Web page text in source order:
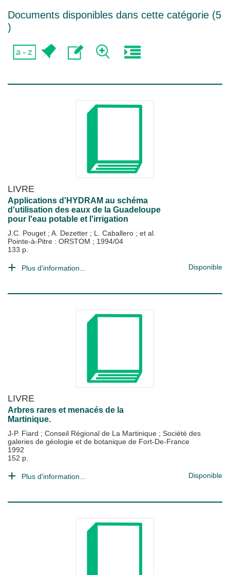
Documents disponibles dans cette catégorie (5
)
LIVRE
Applications d'HYDRAM au schéma
d'utilisation des eaux de la Guadeloupe
pour l'eau potable et l'irrigation
J.C. Pouget ; A. Dezetter ; L. Caballero ; et al.
Pointe-à-Pitre : ORSTOM ; 1994/04
133 p.
Plus d'information... Disponible
LIVRE
Arbres rares et menacés de la
Martinique.
J-P. Fiard ; Conseil Régional de La Martinique ; Société des
galeries de géologie et de botanique de Fort-De-France
1992
152 p.
Plus d'information... Disponible